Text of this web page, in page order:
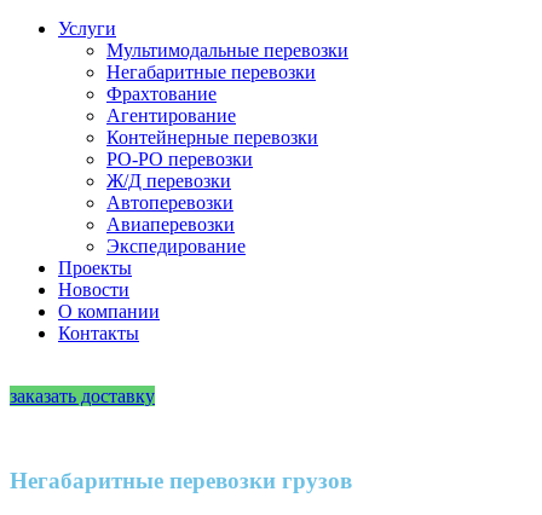
Услуги
Мультимодальные перевозки
Негабаритные перевозки
Фрахтование
Агентирование
Контейнерные перевозки
РО-РО перевозки
Ж/Д перевозки
Автоперевозки
Авиаперевозки
Экспедирование
Проекты
Новости
О компании
Контакты
заказать доставку
Негабаритные перевозки грузов